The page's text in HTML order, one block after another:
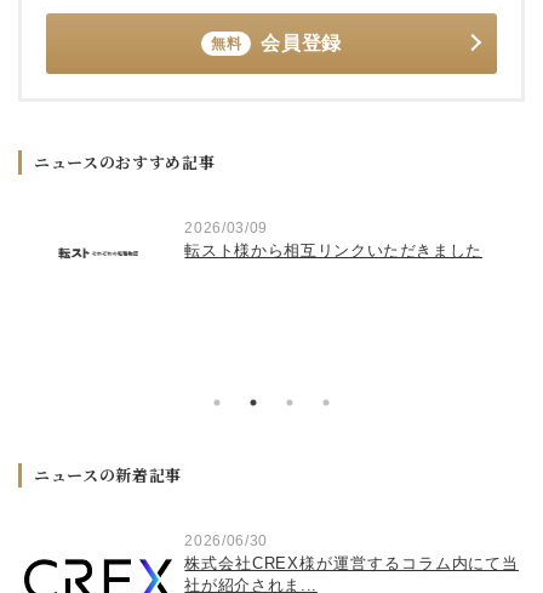
無料 会員登録
ニュースのおすすめ記事
2026/03/09
転スト様から相互リンクいただきました
ニュースの新着記事
2026/06/30
株式会社CREX様が運営するコラム内にて当
社が紹介されま...